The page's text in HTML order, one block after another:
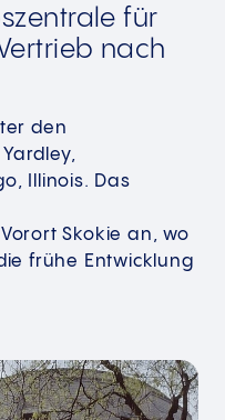
für
nach
den
Illinois. Das
Skokie an, wo
frühe Entwicklung